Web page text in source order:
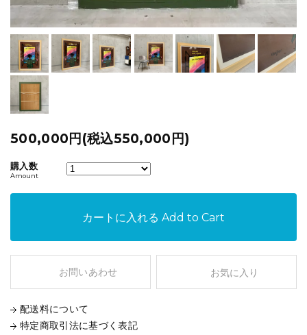
500,000円(税込550,000円)
購入数
Amount
カートに入れる Add to Cart
お問いあわせ お気に入り
配送料について
特定商取引法に基づく表記